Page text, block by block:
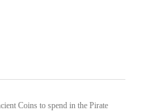
Coins to spend in the Pirate